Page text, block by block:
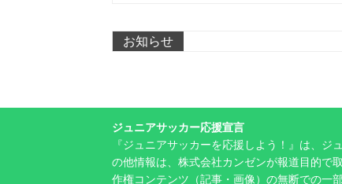
お知らせ
ジュニアサッカー応援宣言
『ジュニアサッカーを応援しよう！』は、
の他情報は、株式会社カンゼンが報道目的で
作権コンテンツ（記事・画像）の無断での一